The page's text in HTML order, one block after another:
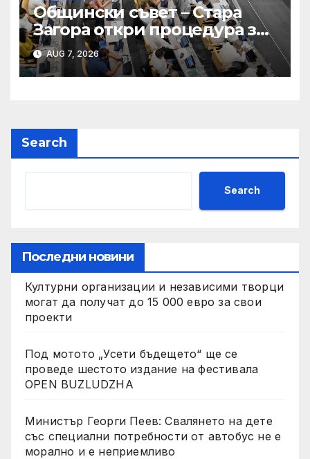
Общински съвет – Стара
Загора откри процедура за
избор на 50 съдебни
заседатели за Окръжен съд
– Стара Загора
AUG 7, 2026
Search
Search
Последни новини
Културни организации и независими творци
могат да получат до 15 000 евро за свои
проекти
Под мотото „Усети бъдещето“ ще се
проведе шестото издание на фестивала
OPEN BUZLUDZHA
Министър Георги Пеев: Свалянето на дете
със специални потребности от автобус не е
морално и е неприемливо